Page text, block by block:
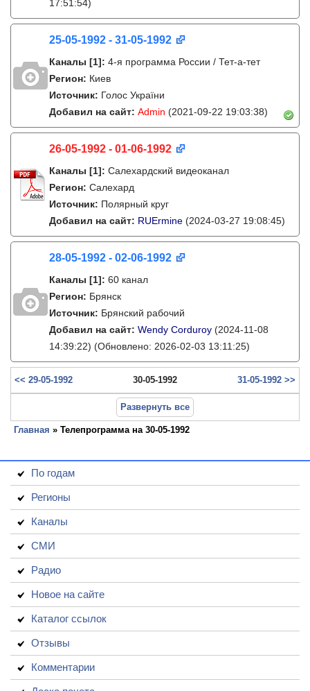
17:51:54)
25-05-1992 - 31-05-1992
Каналы [1]: 4-я программа России / Тет-а-тет
Регион: Киев
Источник: Голос України
Добавил на сайт: Admin (2021-09-22 19:03:38)
26-05-1992 - 01-06-1992
Каналы [1]: Салехардский видеоканал
Регион: Салехард
Источник: Полярный круг
Добавил на сайт: RUErmine (2024-03-27 19:08:45)
28-05-1992 - 02-06-1992
Каналы [1]: 60 канал
Регион: Брянск
Источник: Брянский рабочий
Добавил на сайт: Wendy Corduroy (2024-11-08
14:39:22) (Обновлено: 2026-02-03 13:11:25)
<< 29-05-1992 30-05-1992 31-05-1992 >>
Развернуть все
Главная » Телепрограмма на 30-05-1992
По годам
Регионы
Каналы
СМИ
Радио
Новое на сайте
Каталог ссылок
Отзывы
Комментарии